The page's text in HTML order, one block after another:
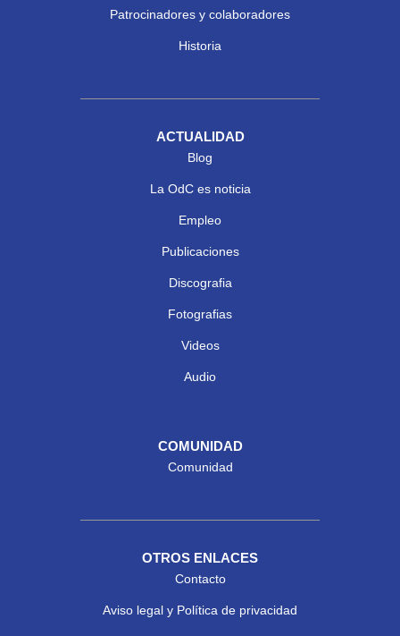
Patrocinadores y colaboradores
Historia
ACTUALIDAD
Blog
La OdC es noticia
Empleo
Publicaciones
Discografia
Fotografias
Videos
Audio
COMUNIDAD
Comunidad
OTROS ENLACES
Contacto
Aviso legal y Política de privacidad